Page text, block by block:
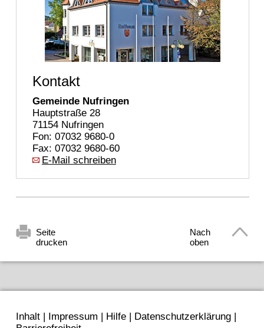
Kontakt
Gemeinde Nufringen
Hauptstraße 28
71154 Nufringen
Fon: 07032 9680-0
Fax: 07032 9680-60
E-Mail schreiben
Seite
drucken
Nach
oben
Inhalt| Impressum | Hilfe| Datenschutzerklärung|